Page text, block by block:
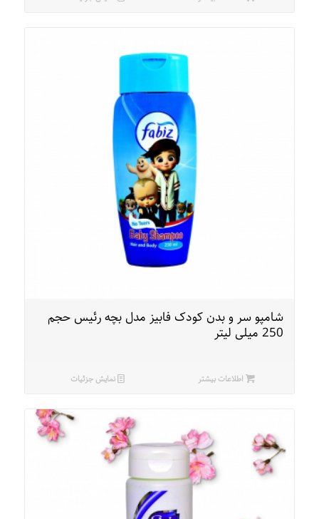
شامپو سر و بدن کودک فابیز مدل بچه رئیس حجم
250 میلی لیتر
اطلاعات بیشتر نمایش جزئیات